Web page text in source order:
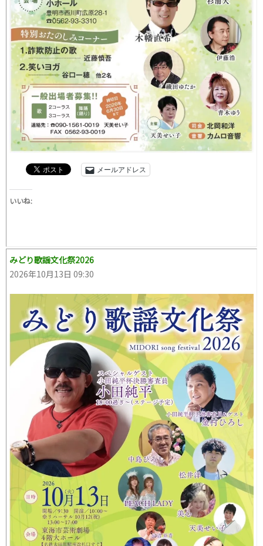
メールアドレス
いいね:
みどり歌謡文化祭2026
2026年10月13日 09:30